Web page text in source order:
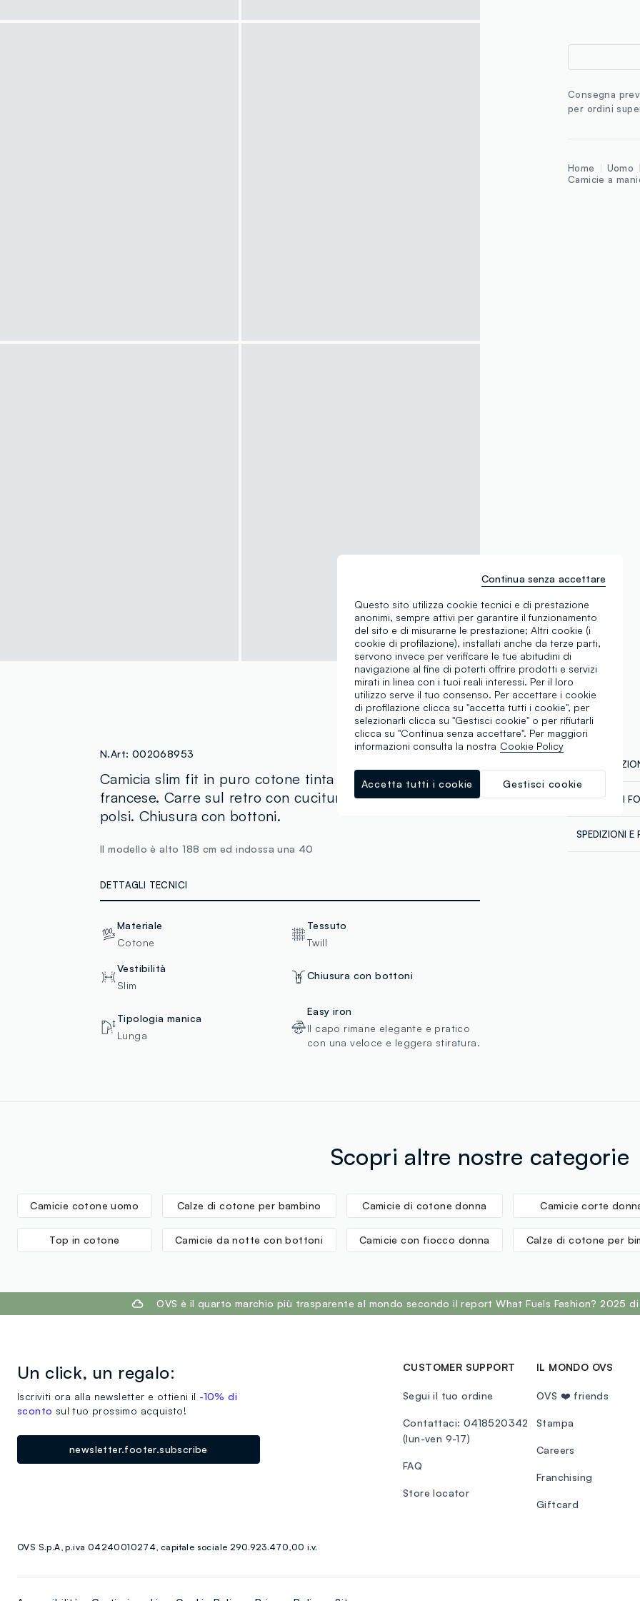
Consegna
per ordini
Home Uomo
Camicie a
N.Art: 002068953
Camicia slim fit in puro cotone tinta unita. Colletto alla
francese. Carre sul retro con cuciture pinces. Bottone ai
polsi. Chiusura con bottoni.
Il modello è alto 188 cm ed indossa una 40
DETTAGLI TECNICI
Materiale
Cotone
Tessuto
Twill
Vestibilità
Slim
Chiusura con bottoni
Tipologia manica
Lunga
Easy iron
Il capo rimane elegante e pratico
con una veloce e leggera stiratura.
CATENA DI
Il 100% dei
SPEDIZIONI E
Scopri altre nostre categorie
Camicie cotone uomo Calze di cotone per bambino Camicie di cotone donna Camicie corte
Top in cotone Camicie da notte con bottoni Camicie con fiocco donna Calze di cotone per
OVS è il quarto marchio più trasparente al mondo secondo il report What Fuels Fashion? 2025 di
Un click, un regalo:
Iscriviti ora alla newsletter e ottieni il -10% di
sconto sul tuo prossimo acquisto!
newsletter.footer.subscribe
CUSTOMER SUPPORT
Segui il tuo ordine
Contattaci: 0418520342
(lun-ven 9-17)
FAQ
Store locator
IL MONDO OVS
OVS ❤️ friends
Stampa
Careers
Franchising
Giftcard
OVS S.p.A, p.iva 04240010274, capitale sociale 290.923.470,00 i.v.
Questo sito utilizza cookie tecnici e di prestazione
anonimi, sempre attivi per garantire il funzionamento
del sito e di misurarne le prestazione; Altri cookie (i
cookie di profilazione), installati anche da terze parti,
servono invece per verificare le tue abitudini di
navigazione al fine di poterti offrire prodotti e servizi
mirati in linea con i tuoi reali interessi. Per il loro
utilizzo serve il tuo consenso. Per accettare i cookie
di profilazione clicca su "accetta tutti i cookie", per
selezionarli clicca su "Gestisci cookie" o per rifiutarli
clicca su "Continua senza accettare". Per maggiori
informazioni consulta la nostra Cookie Policy
Gestisci cookie
Accetta tutti i cookie
Continua senza accettare